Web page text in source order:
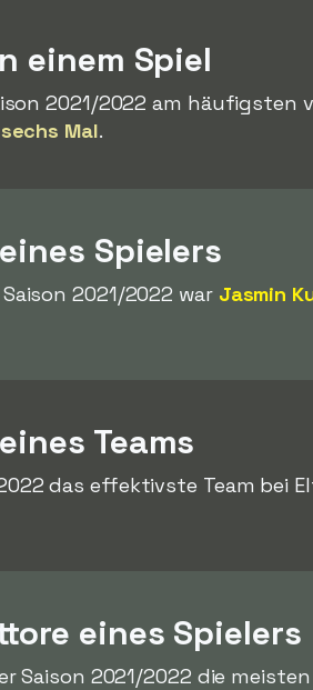
einem Spiel
2021/2022 am häufigsten
sechs Mal.
Spielers
2021/2022 war Jasmin
Teams
das effektivste Team bei
eines Spielers
Saison 2021/2022 die